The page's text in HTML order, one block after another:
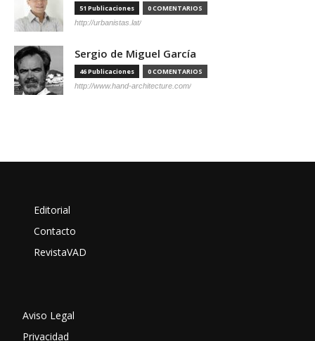
51 Publicaciones 0 COMENTARIOS
http://urbanistas.lat/
Sergio de Miguel García
46 Publicaciones 0 COMENTARIOS
http://www.hand-architecture.com/
Editorial
Contacto
RevistaVAD
Aviso Legal
Privacidad